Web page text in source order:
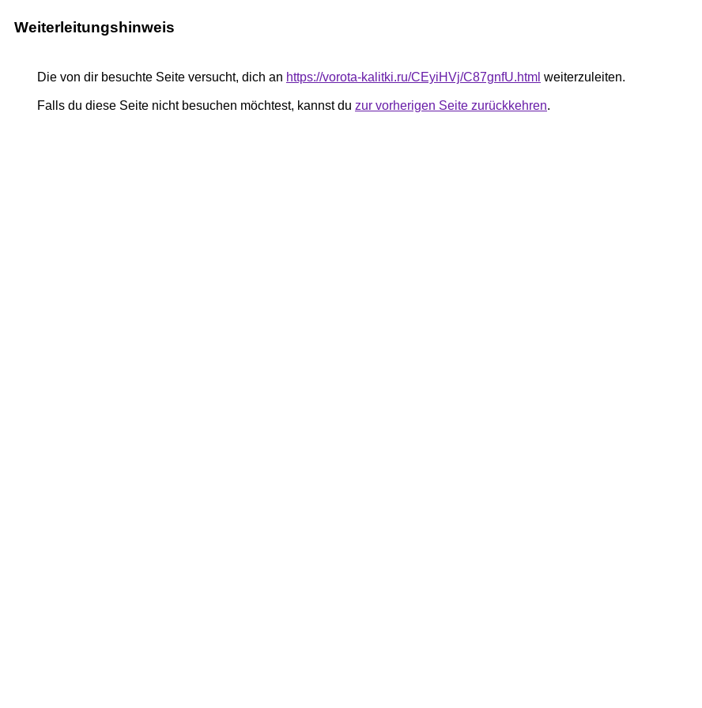
Weiterleitungshinweis
Die von dir besuchte Seite versucht, dich an https://vorota-kalitki.ru/CEyiHVj/C87gnfU.html weiterzuleiten.
Falls du diese Seite nicht besuchen möchtest, kannst du zur vorherigen Seite zurückkehren.